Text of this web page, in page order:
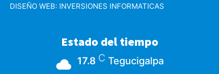
DISEÑO WEB: INVERSIONES INFORMATICAS
Estado del tiempo
17.8 C Tegucigalpa